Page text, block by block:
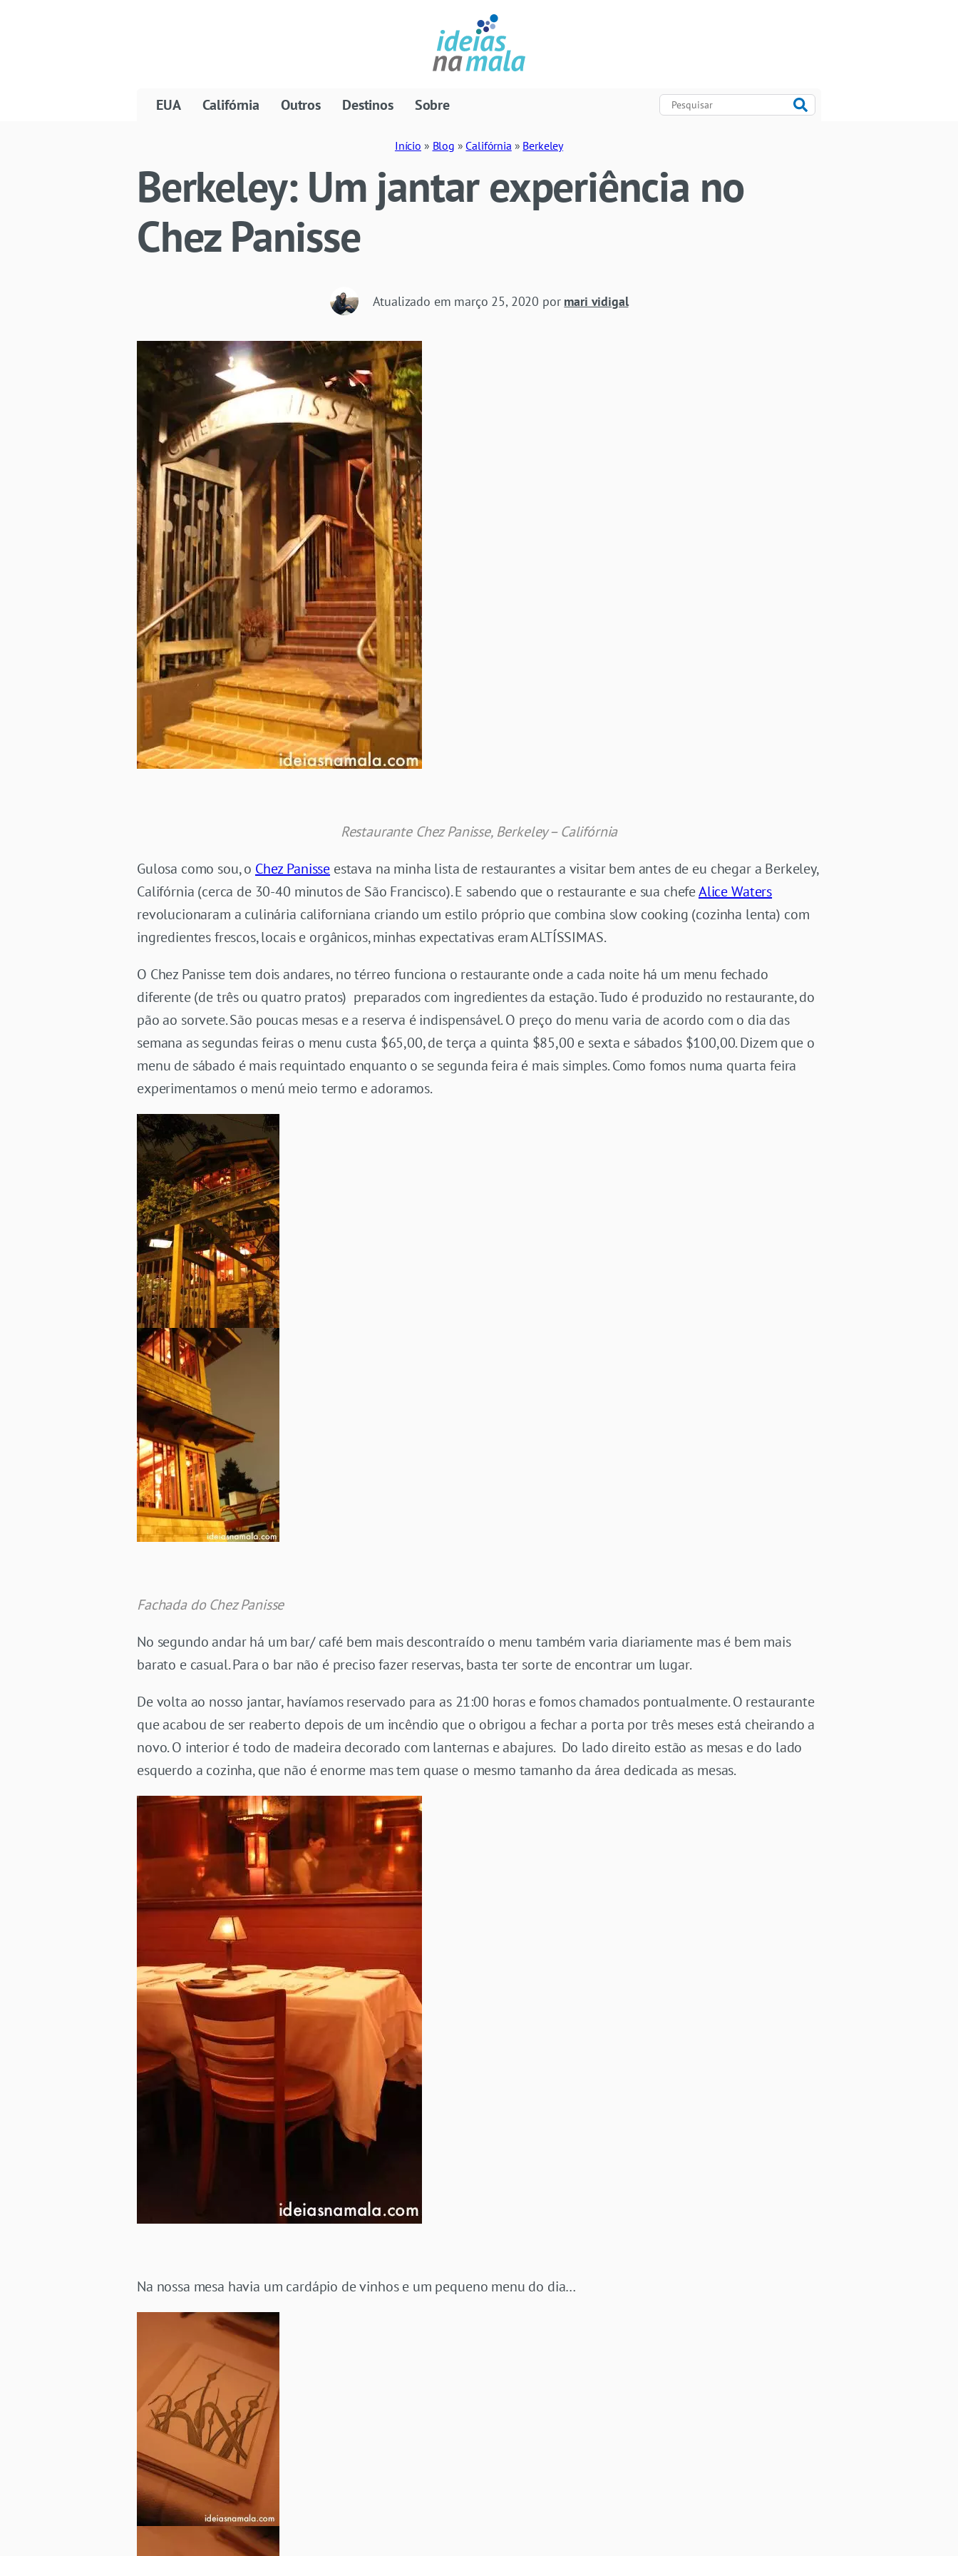
EUA Califórnia Outros Destinos Sobre
Início » Blog » Califórnia » Berkeley
Berkeley: Um jantar experiência no
Chez Panisse
Atualizado em março 25, 2020 por mari vidigal
Restaurante Chez Panisse, Berkeley – Califórnia
Gulosa como sou, o Chez Panisse estava na minha lista de restaurantes a visitar bem antes de eu chegar a Berkeley,
Califórnia (cerca de 30-40 minutos de São Francisco). E sabendo que o restaurante e sua chefeAlice Waters
revolucionaram a culinária californiana criando um estilo próprio que combina slow cooking (cozinha lenta) com
ingredientes frescos, locais e orgânicos, minhas expectativas eram ALTÍSSIMAS.
O Chez Panisse tem dois andares, no térreo funciona o restaurante onde a cada noite há um menu fechado
diferente (de três ou quatro pratos) preparados com ingredientes da estação. Tudo é produzido no restaurante, do
pão ao sorvete. São poucas mesas e a reserva é indispensável.O preço do menu varia de acordo com o dia das
semana as segundas feiras o menu custa $65,00, de terça a quinta $85,00 e sexta e sábados $100,00. Dizem que o
menu de sábado é mais requintado enquanto o se segunda feira é mais simples. Como fomos numa quarta feira
experimentamos o menú meio termo e adoramos.
Fachada do Chez Panisse
No segundo andar há um bar/ café bem mais descontraído o menu também varia diariamente mas é bem mais
barato e casual. Para o bar não é preciso fazer reservas, basta ter sorte de encontrar um lugar.
De volta ao nosso jantar, havíamos reservado para as 21:00 horas e fomos chamados pontualmente. O restaurante
que acabou de ser reaberto depois de um incêndio que o obrigou a fechar a porta por três meses está cheirando a
novo. O interior é todo de madeira decorado com lanternas e abajures. Do lado direito estão as mesas e do lado
esquerdo a cozinha, que não é enorme mas tem quase o mesmo tamanho da área dedicada as mesas.
Na nossa mesa havia um cardápio de vinhos e um pequeno menu do dia…